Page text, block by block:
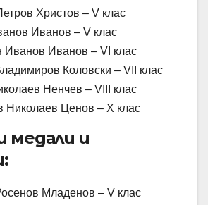
Христов – V клас
Иванов – V клас
Иванов Иванов – VI клас
Коловски – VII клас
Ненчев – VIII клас
Николаев Ценов – X клас
медали и
Младенов – V клас